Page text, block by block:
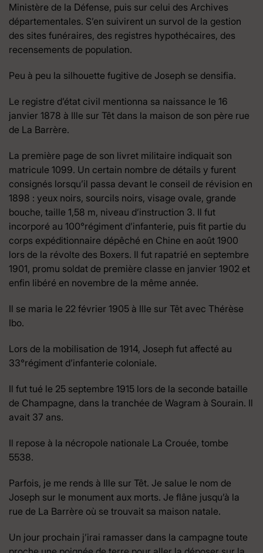
Ministère de la Défense, puis sur celui des Archives
départementales. S’en suivirent un survol de la gestion
des sites funéraires, des registres hypothécaires, des
recensements de population.
Peu à peu la silhouette fugitive de Joseph se densifia.
Le registre d’état civil mentionna sa naissance le 16
janvier 1878 à Ille sur Têt dans la maison de son père rue
de La Barrère.
La première page de son livret militaire indiquait son
matricule 1099. Un certain nombre de détails y furent
consignés lorsqu’il passa devant le conseil de révision en
1898 : yeux noirs, sourcils noirs, visage ovale, grande
bouche, taille 1,58 m, niveau d’instruction 3. Il fut
incorporé au 100°régiment d’infanterie, puis fit partie du
corps expéditionnaire dépêché en Chine en août 1900
lors de la révolte des Boxers. Il fut rapatrié en septembre
1901, promu soldat de première classe en janvier 1902 et
enfin libéré en novembre de la même année.
Il se maria le 22 février 1905 à Ille sur Têt avec Thérèse
Ibo.
Lors de la mobilisation de 1914, Joseph fut affecté au
33°régiment d’infanterie coloniale.
Il fut tué le 25 septembre 1915 lors de la seconde bataille
de Champagne, dans la tranchée de Wagram à Sourain. Il
avait 37 ans.
Il repose à la nécropole nationale La Crouée, tombe
5538.
Parfois, je me rends à Ille sur Têt. Je salue le nom de
Joseph sur le monument aux morts. Je flâne jusqu’à la
rue de La Barrère où se trouvait sa maison natale.
Un jour prochain j’irai ramasser dans la campagne toute